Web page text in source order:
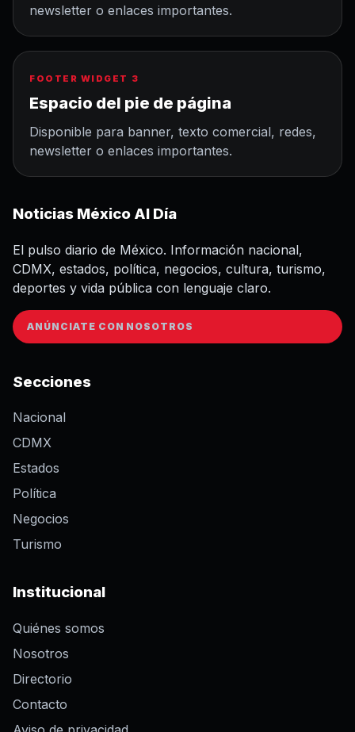
newsletter o enlaces importantes.
FOOTER WIDGET 3
Espacio del pie de página
Disponible para banner, texto comercial, redes,
newsletter o enlaces importantes.
Noticias México Al Día
El pulso diario de México. Información nacional,
CDMX, estados, política, negocios, cultura, turismo,
deportes y vida pública con lenguaje claro.
ANÚNCIATE CON NOSOTROS
Secciones
Nacional
CDMX
Estados
Política
Negocios
Turismo
Institucional
Quiénes somos
Nosotros
Directorio
Contacto